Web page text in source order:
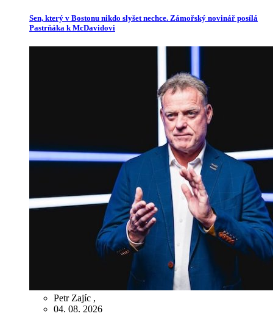
Sen, který v Bostonu nikdo slyšet nechce. Zámořský novinář posílá
Pastrňáka k McDavidovi
Petr Zajíc ,
04. 08. 2026